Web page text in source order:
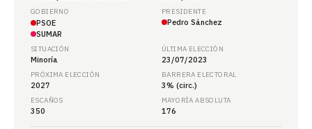
GOBIERNO
PSOE
SUMAR
PRESIDENTE
Pedro Sánchez
SITUACIÓN
Minoría
ÚLTIMA ELECCIÓN
23/07/2023
PRÓXIMA ELECCIÓN
2027
BARRERA ELECTORAL
3% (circ.)
ESCAÑOS
350
MAYORÍA ABSOLUTA
176